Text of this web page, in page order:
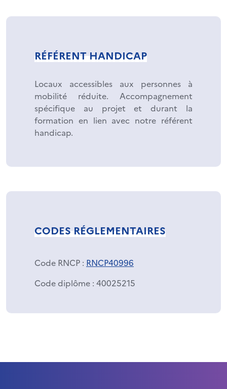
RÉFÉRENT HANDICAP
Locaux accessibles aux personnes à
mobilité réduite. Accompagnement
spécifique au projet et durant la
formation en lien avec notre référent
handicap.
CODES RÉGLEMENTAIRES
Code RNCP : RNCP40996
Code diplôme : 40025215